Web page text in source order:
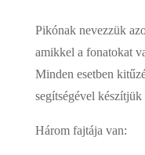
Pikónak nevezzük
amikkel a fonatokat
Minden esetben
segítségével
Három fajtája van: